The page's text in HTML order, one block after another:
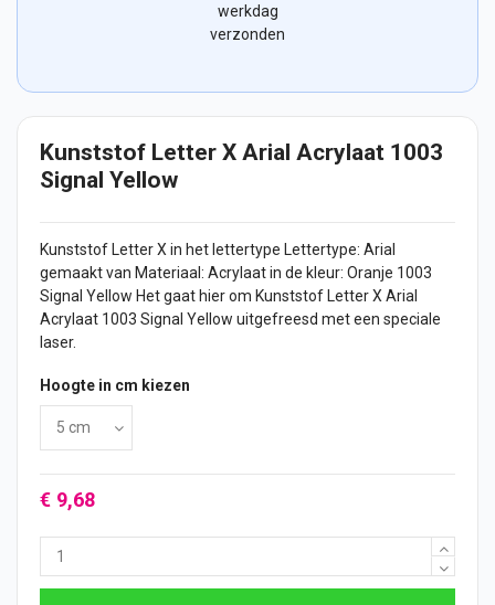
werkdag
verzonden
Kunststof Letter X Arial Acrylaat 1003
Signal Yellow
Kunststof Letter X in het lettertype Lettertype: Arial
gemaakt van Materiaal: Acrylaat in de kleur: Oranje 1003
Signal Yellow Het gaat hier om Kunststof Letter X Arial
Acrylaat 1003 Signal Yellow uitgefreesd met een speciale
laser.
Hoogte in cm kiezen
€ 9,68